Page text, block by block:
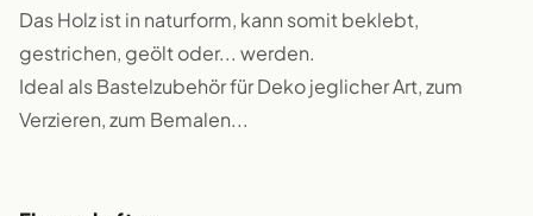
Das Holz ist in naturform, kann somit beklebt,
gestrichen, geölt oder... werden.
Ideal als Bastelzubehör für Deko jeglicher Art, zum
Verzieren, zum Bemalen...